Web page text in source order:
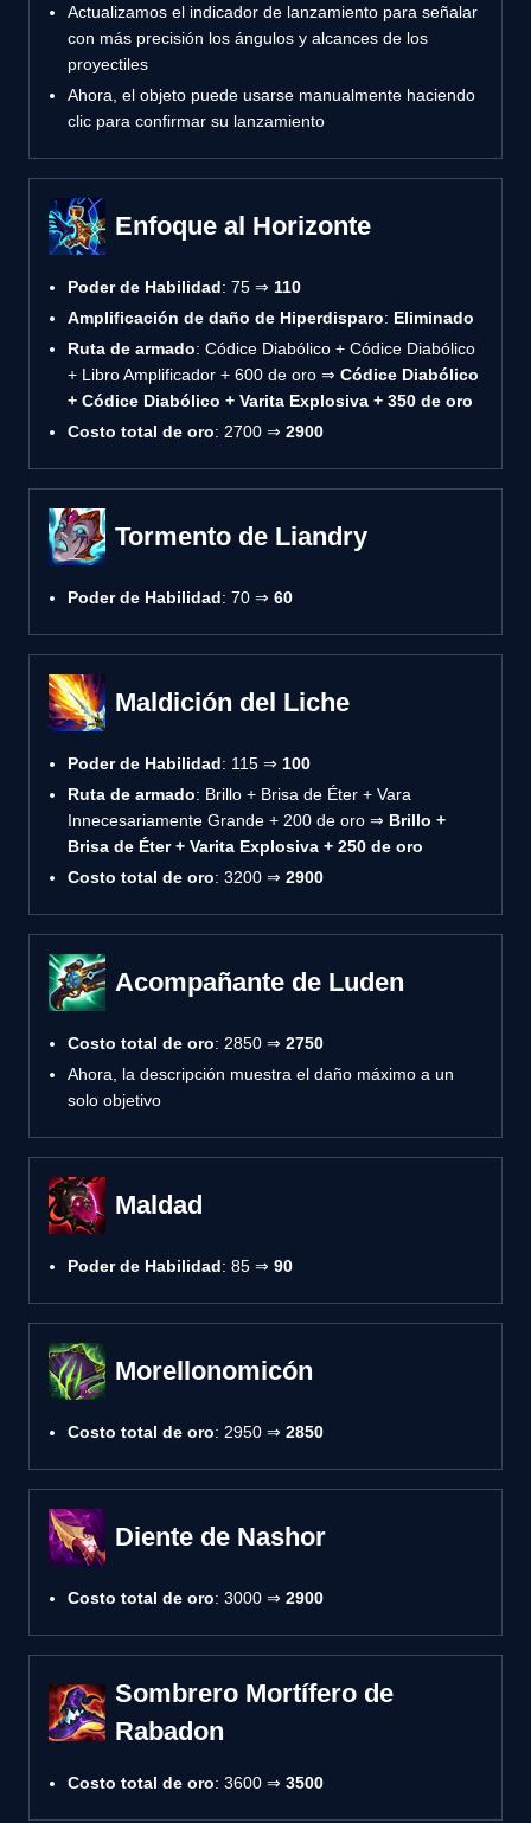
Actualizamos el indicador de lanzamiento para señalar
con más precisión los ángulos y alcances de los
proyectiles
Ahora, el objeto puede usarse manualmente haciendo
clic para confirmar su lanzamiento
Enfoque al Horizonte
Poder de Habilidad: 75 ⇒ 110
Amplificación de daño de Hiperdisparo: Eliminado
Ruta de armado: Códice Diabólico + Códice Diabólico
+ Libro Amplificador + 600 de oro ⇒ Códice Diabólico
+ Códice Diabólico + Varita Explosiva + 350 de oro
Costo total de oro: 2700 ⇒ 2900
Tormento de Liandry
Poder de Habilidad: 70 ⇒ 60
Maldición del Liche
Poder de Habilidad: 115 ⇒ 100
Ruta de armado: Brillo + Brisa de Éter + Vara
Innecesariamente Grande + 200 de oro ⇒ Brillo +
Brisa de Éter + Varita Explosiva + 250 de oro
Costo total de oro: 3200 ⇒ 2900
Acompañante de Luden
Costo total de oro: 2850 ⇒ 2750
Ahora, la descripción muestra el daño máximo a un
solo objetivo
Maldad
Poder de Habilidad: 85 ⇒ 90
Morellonomicón
Costo total de oro: 2950 ⇒ 2850
Diente de Nashor
Costo total de oro: 3000 ⇒ 2900
Sombrero Mortífero de
Rabadon
Costo total de oro: 3600 ⇒ 3500